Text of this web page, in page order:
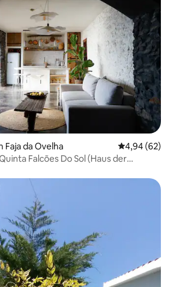
da Ovelha
4,94 (62)
Falcões Do Sol (Haus der